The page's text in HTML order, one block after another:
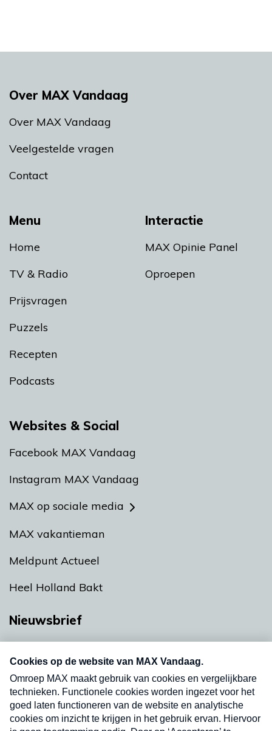
Menu
Home
TV & Radio
Prijsvragen
Puzzels
Recepten
Podcasts
Interactie
MAX Opinie Panel
Oproepen
Over MAX Vandaag
Over MAX Vandaag
Veelgestelde vragen
Contact
Websites & Social
Facebook MAX Vandaag
Instagram MAX Vandaag
MAX op sociale media
MAX vakantieman
Meldpunt Actueel
Heel Holland Bakt
Nieuwsbrief
nieuwsbrief. Elke vrijdag- en dinsdagochtend in
uw mailbox.
Verzend